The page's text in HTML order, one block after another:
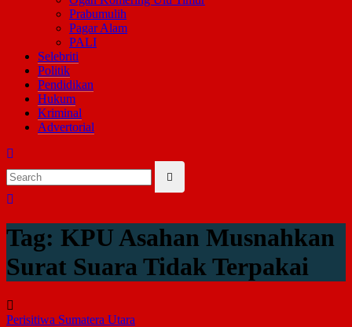
Prabumulih
Pagar Alam
PALI
Selebriti
Politik
Pendidikan
Hukum
Kriminal
Advertorial
Tag: KPU Asahan Musnahkan
Surat Suara Tidak Terpakai
Perisitiwa Sumatera Utara